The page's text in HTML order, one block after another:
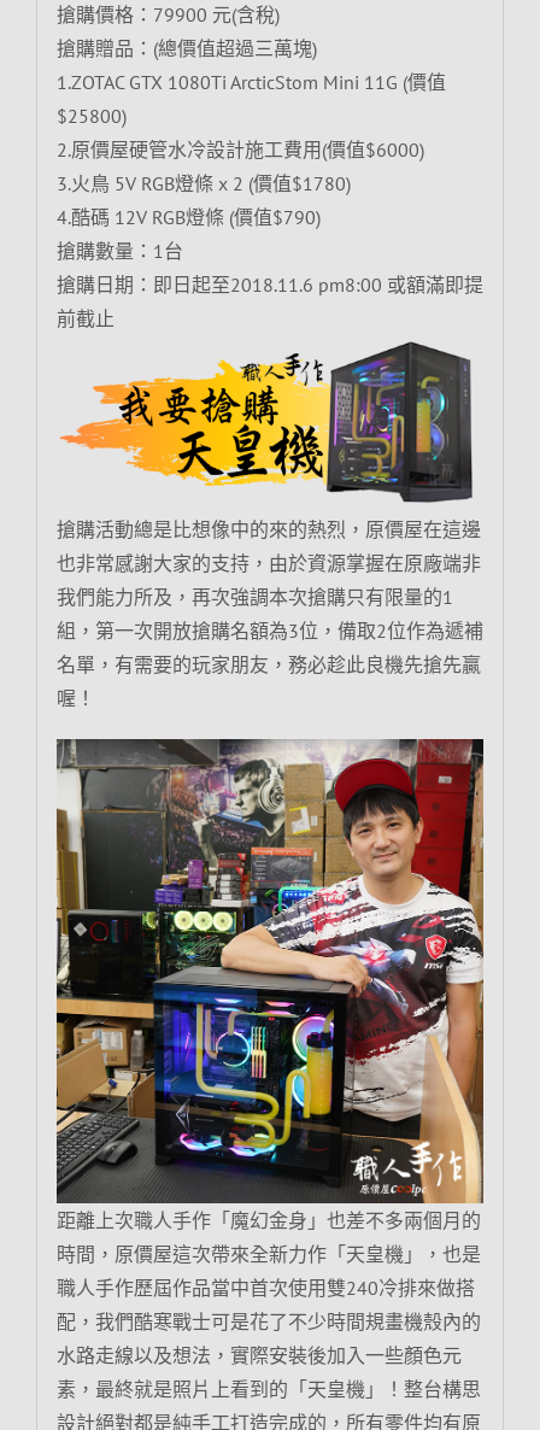
搶購價格：79900 元(含稅)
搶購贈品：(總價值超過三萬塊)
1.ZOTAC GTX 1080Ti ArcticStom Mini 11G (價值
$25800)
2.原價屋硬管水冷設計施工費用(價值$6000)
3.火鳥 5V RGB燈條 x 2 (價值$1780)
4.酷碼 12V RGB燈條 (價值$790)
搶購數量：1台
搶購日期：即日起至2018.11.6 pm8:00 或額滿即提
前截止
搶購活動總是比想像中的來的熱烈，原價屋在這邊
也非常感謝大家的支持，由於資源掌握在原廠端非
我們能力所及，再次強調本次搶購只有限量的1
組，第一次開放搶購名額為3位，備取2位作為遞補
名單，有需要的玩家朋友，務必趁此良機先搶先贏
喔！
距離上次職人手作「魔幻金身」也差不多兩個月的
時間，原價屋這次帶來全新力作「天皇機」，也是
職人手作歷屆作品當中首次使用雙240冷排來做搭
配，我們酷寒戰士可是花了不少時間規畫機殼內的
水路走線以及想法，實際安裝後加入一些顏色元
素，最終就是照片上看到的「天皇機」！整台構思
設計絕對都是純手工打造完成的，所有零件均有原